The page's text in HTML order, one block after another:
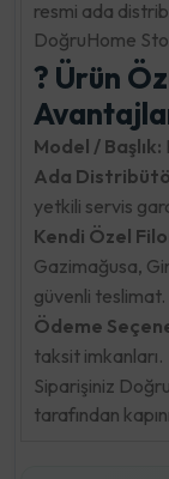
resmi ada
DoğruHome
? Ürün
Model / Başlık:
Ada
yetkili servis
Kendi Özel
Gazimağusa,
güvenli teslimat.
Ödeme
taksit imkanları.
Siparişiniz
tarafından